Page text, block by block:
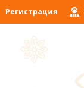
Регистрация